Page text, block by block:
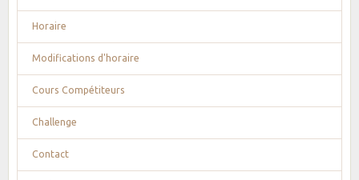
Horaire
Modifications d'horaire
Cours Compétiteurs
Challenge
Contact